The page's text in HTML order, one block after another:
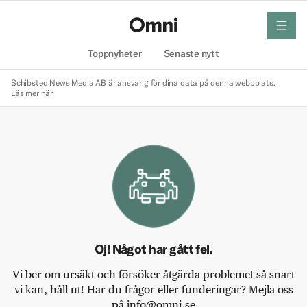
Toppnyheter Senaste nytt
meny
Schibsted News Media AB är ansvarig för dina data på denna webbplats.
Läs mer här
Oj! Något har gått fel.
Vi ber om ursäkt och försöker åtgärda problemet så snart
vi kan, håll ut! Har du frågor eller funderingar? Mejla oss